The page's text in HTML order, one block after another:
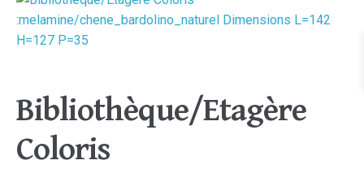
Bibliothèque/Etagère
Coloris